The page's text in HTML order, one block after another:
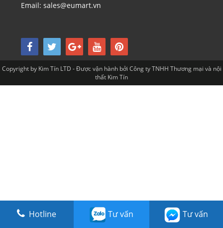
Email: sales@eumart.vn
Hotline Tư vấn Tư vấn
Copyright by Kim Tín LTD - Được vận hành bởi Công ty TNHH Thương mại và nội
thất Kim Tín